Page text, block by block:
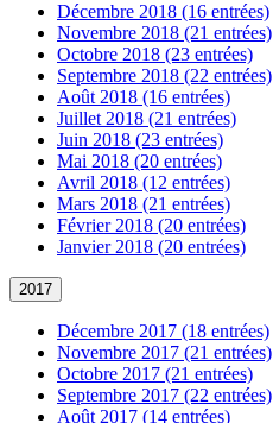
Décembre 2018 (16 entrées)
Novembre 2018 (21 entrées)
Octobre 2018 (23 entrées)
Septembre 2018 (22 entrées)
Août 2018 (16 entrées)
Juillet 2018 (21 entrées)
Juin 2018 (23 entrées)
Mai 2018 (20 entrées)
Avril 2018 (12 entrées)
Mars 2018 (21 entrées)
Février 2018 (20 entrées)
Janvier 2018 (20 entrées)
2017
Décembre 2017 (18 entrées)
Novembre 2017 (21 entrées)
Octobre 2017 (21 entrées)
Septembre 2017 (22 entrées)
Août 2017 (14 entrées)